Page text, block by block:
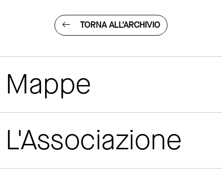
TORNA ALL'ARCHIVIO
Mappe
L'Associazione